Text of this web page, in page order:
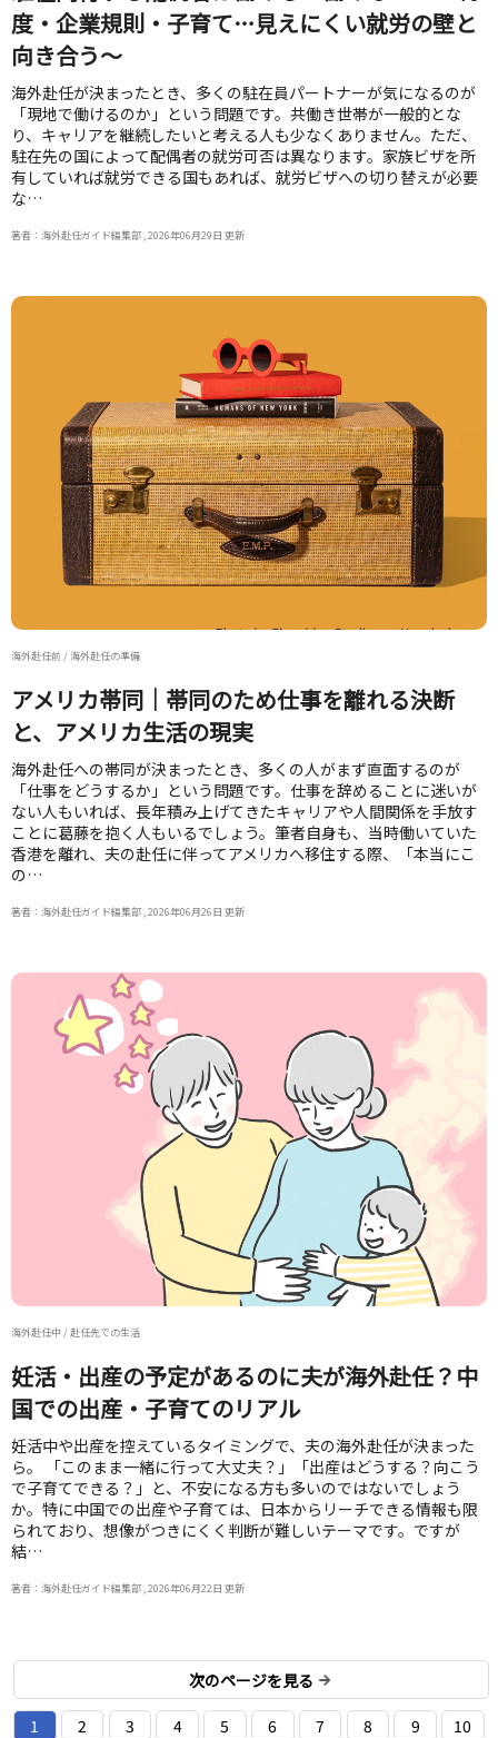
度・企業規則・子育て…見えにくい就労の壁と
向き合う～
海外赴任が決まったとき、多くの駐在員パートナーが気になるのが
「現地で働けるのか」という問題です。共働き世帯が一般的とな
り、キャリアを継続したいと考える人も少なくありません。ただ、
駐在先の国によって配偶者の就労可否は異なります。家族ビザを所
有していれば就労できる国もあれば、就労ビザへの切り替えが必要
な…
著者：海外赴任ガイド編集部 , 2026年06月29日 更新
海外赴任前 / 海外赴任の準備
アメリカ帯同｜帯同のため仕事を離れる決断
と、アメリカ生活の現実
海外赴任への帯同が決まったとき、多くの人がまず直面するのが
「仕事をどうするか」という問題です。仕事を辞めることに迷いが
ない人もいれば、長年積み上げてきたキャリアや人間関係を手放す
ことに葛藤を抱く人もいるでしょう。筆者自身も、当時働いていた
香港を離れ、夫の赴任に伴ってアメリカへ移住する際、「本当にこ
の…
著者：海外赴任ガイド編集部 , 2026年06月26日 更新
海外赴任中 / 赴任先での生活
妊活・出産の予定があるのに夫が海外赴任？中
国での出産・子育てのリアル
妊活中や出産を控えているタイミングで、夫の海外赴任が決まった
ら。 「このまま一緒に行って大丈夫？」「出産はどうする？向こう
で子育てできる？」と、不安になる方も多いのではないでしょう
か。特に中国での出産や子育ては、日本からリーチできる情報も限
られており、想像がつきにくく判断が難しいテーマです。ですが
結…
著者：海外赴任ガイド編集部 , 2026年06月22日 更新
1 2 3 4 5 6 7 8 9 10
次のページを見る